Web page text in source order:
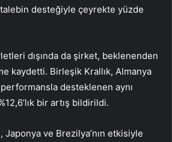
desteğiyle çeyrekte yüzde
dışında da şirket, beklenenden
kaydetti. Birleşik Krallık, Almanya
desteklenen aynı
bir artış bildirildi.
Japonya ve Brezilya’nın etkisiyle